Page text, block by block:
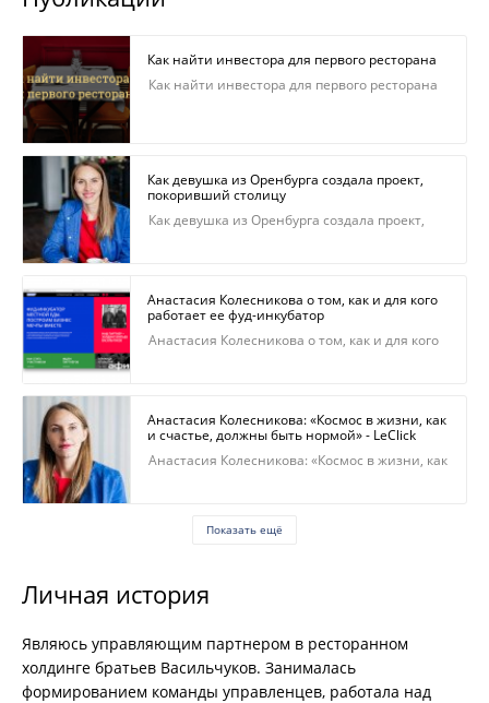
Как найти инвестора для первого ресторана
Как найти инвестора для первого ресторана
Как девушка из Оренбурга создала проект,
покоривший столицу
Как девушка из Оренбурга создала проект,
Анастасия Колесникова о том, как и для кого
работает ее фуд-инкубатор
Анастасия Колесникова о том, как и для кого
Анастасия Колесникова: «Космос в жизни, как
и счастье, должны быть нормой» - LeClick
Анастасия Колесникова: «Космос в жизни, как
Показать ещё
Личная история
Являюсь управляющим партнером в ресторанном
холдинге братьев Васильчуков. Занималась
формированием команды управленцев, работала над